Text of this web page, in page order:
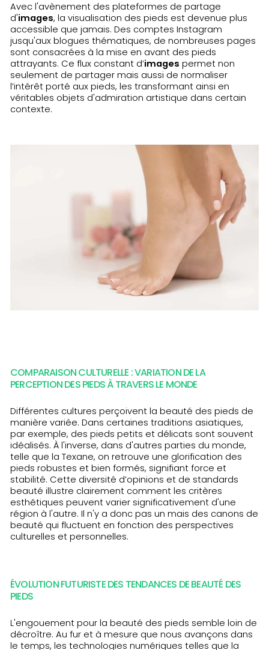
Avec l'avènement des plateformes de partage
d'images, la visualisation des pieds est devenue plus
accessible que jamais. Des comptes Instagram
jusqu'aux blogues thématiques, de nombreuses pages
sont consacrées à la mise en avant des pieds
attrayants. Ce flux constant d’images permet non
seulement de partager mais aussi de normaliser
l’intérêt porté aux pieds, les transformant ainsi en
véritables objets d'admiration artistique dans certain
contexte.
COMPARAISON CULTURELLE : VARIATION DE LA
PERCEPTION DES PIEDS À TRAVERS LE MONDE
Différentes cultures perçoivent la beauté des pieds de
manière variée. Dans certaines traditions asiatiques,
par exemple, des pieds petits et délicats sont souvent
idéalisés. À l'inverse, dans d'autres parties du monde,
telle que la Texane, on retrouve une glorification des
pieds robustes et bien formés, signifiant force et
stabilité. Cette diversité d’opinions et de standards
beauté illustre clairement comment les critères
esthétiques peuvent varier significativement d'une
région à l'autre. Il n'y a donc pas un mais des canons de
beauté qui fluctuent en fonction des perspectives
culturelles et personnelles.
ÉVOLUTION FUTURISTE DES TENDANCES DE BEAUTÉ DES
PIEDS
L'engouement pour la beauté des pieds semble loin de
décroître. Au fur et à mesure que nous avançons dans
le temps, les technologies numériques telles que la